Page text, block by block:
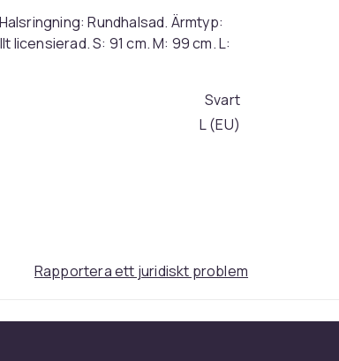
Rundhalsad. Ärmtyp:
S: 91 cm. M: 99 cm. L:
Svart
L (EU)
Rapportera ett juridiskt problem